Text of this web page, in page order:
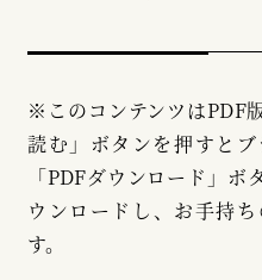
※このコンテンツはPDF
読む」ボタンを押すとブ
「PDFダウンロード」
ウンロードし、お手持
す。